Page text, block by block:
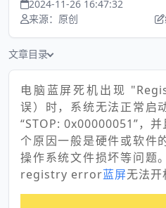
2024-11-26 16:47:32
来源：原创
文章目录
电脑蓝屏死机出现
误）时，系统无法正常启
“STOP: 0x00000051”，
个原因一般是硬件或软件
操作系统文件损坏等问题
registry error蓝屏无法开